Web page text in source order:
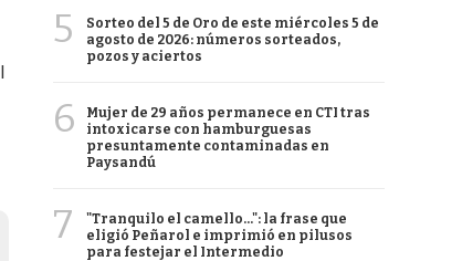
5
Sorteo del 5 de Oro de este miércoles 5 de
agosto de 2026: números sorteados,
pozos y aciertos
6
Mujer de 29 años permanece en CTI tras
intoxicarse con hamburguesas
presuntamente contaminadas en
Paysandú
7
"Tranquilo el camello...": la frase que
eligió Peñarol e imprimió en pilusos
para festejar el Intermedio